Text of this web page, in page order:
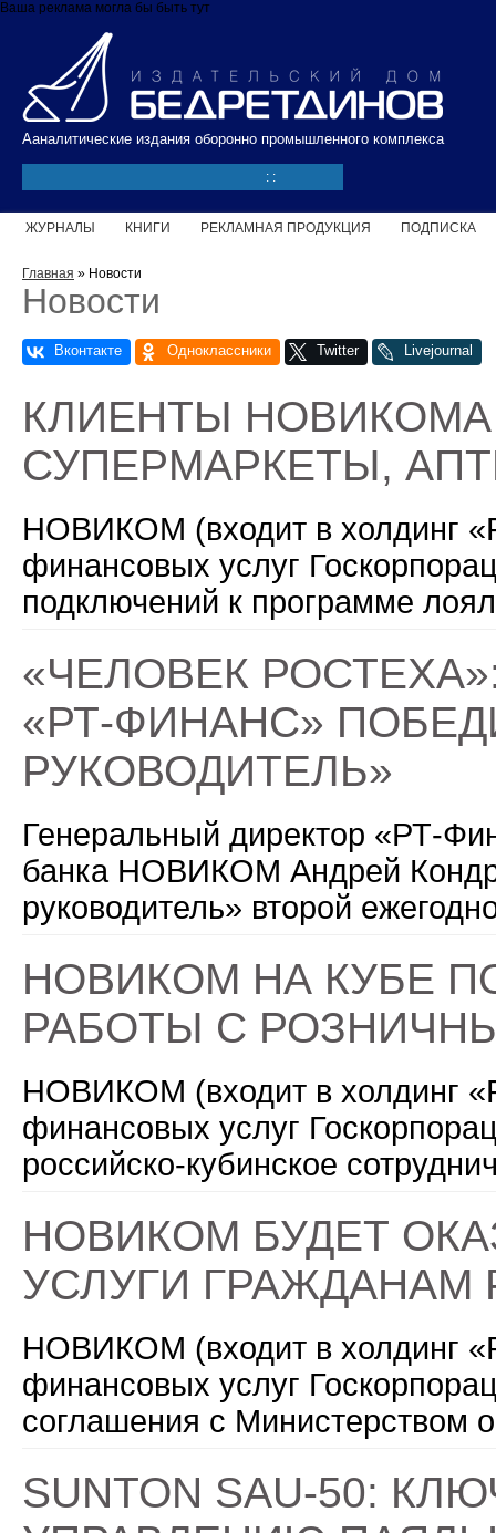
Перейти к основному содержанию
Ваша реклама могла бы быть тут
Ааналитические издания оборонно промышленного комплекса
: :
ЖУРНАЛЫ КНИГИ РЕКЛАМНАЯ ПРОДУКЦИЯ ПОДПИСКА
Вы здесь
Главная » Новости
Новости
КЛИЕНТЫ
СУПЕРМАРКЕТЫ,
НОВИКОМ (входит в холдинг
финансовых услуг
подключений к программе
«ЧЕЛОВЕК
«РТ-ФИНАНС»
РУКОВОДИТЕЛЬ»
Генеральный директор «РТ-
банка НОВИКОМ Андрей
руководитель» второй
НОВИКОМ НА КУБЕ
РАБОТЫ С
НОВИКОМ (входит в холдинг
финансовых услуг
российско-кубинское
НОВИКОМ БУДЕТ
УСЛУГИ ГРАЖДАНАМ
НОВИКОМ (входит в холдинг
финансовых услуг
соглашения с Министерством
SUNTON SAU-50:
Страницы